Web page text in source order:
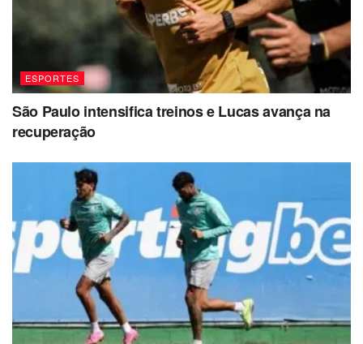
ESPORTES
São Paulo intensifica treinos e Lucas avança na
recuperação